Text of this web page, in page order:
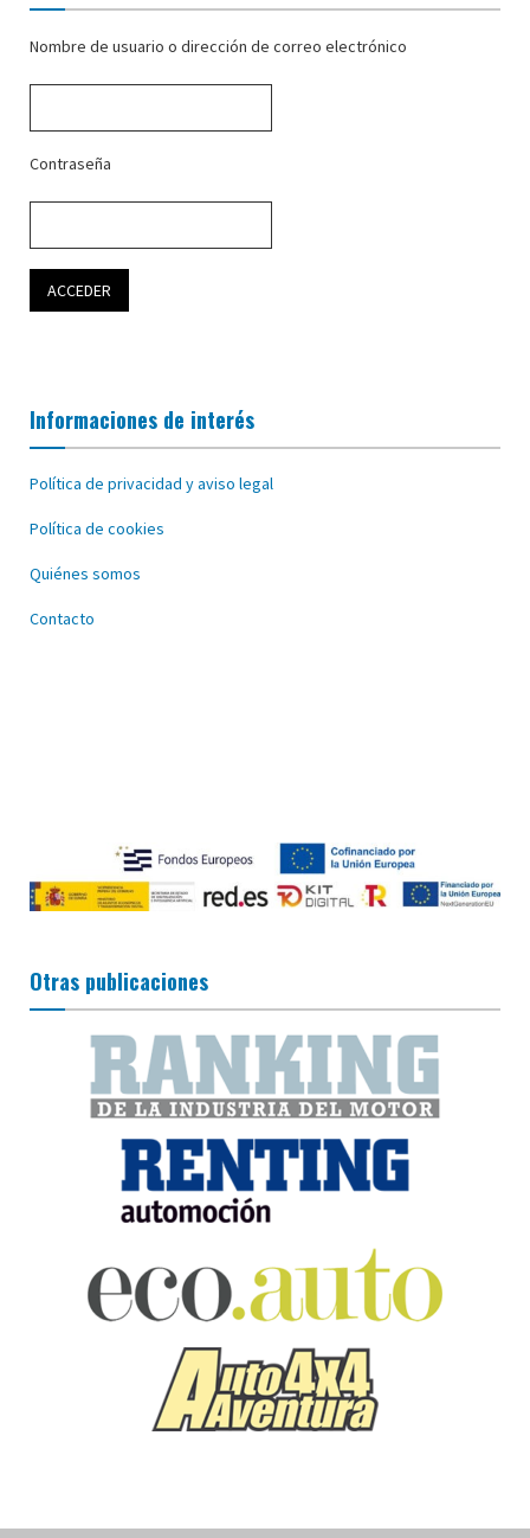
Nombre de usuario o dirección de correo electrónico
Contraseña
Informaciones de interés
Política de privacidad y aviso legal
Política de cookies
Quiénes somos
Contacto
Otras publicaciones